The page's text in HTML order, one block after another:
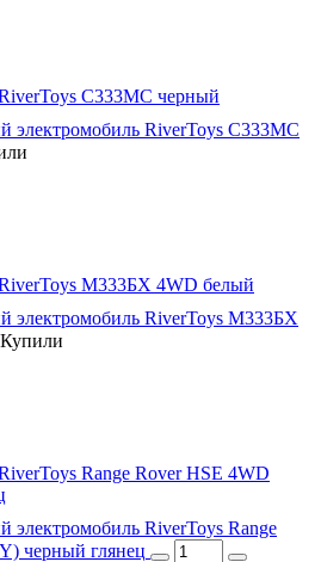
C333MC черный
электромобиль RiverToys C333MC
М333БХ 4WD белый
электромобиль RiverToys М333БХ
Купили
Range Rover HSE 4WD
электромобиль RiverToys Range
черный глянец